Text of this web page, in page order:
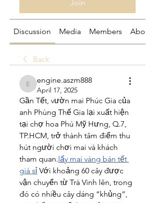
Join
Discussion Media Members About
Back
engine.aszm888
engine.aszm888
April 17, 2025
Gần Tết, vườn mai Phúc Gia của
anh Phùng Thế Gia lại xuất hiện
tại chợ hoa Phú Mỹ Hưng, Q.7,
TP.HCM, trở thành tâm điểm thu
hút người chơi mai và khách
tham quan.lấy mai vàng bán tết
giá sỉ Với khoảng 60 cây được
vận chuyển từ Trà Vinh lên, trong
đó có nhiều cây dáng “khủng”,